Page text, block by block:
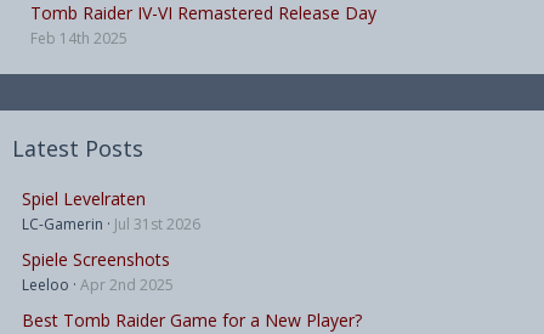
Tomb Raider IV-VI Remastered Release Day
Feb 14th 2025
Latest Posts
Spiel Levelraten
LC-Gamerin Jul 31st 2026
Spiele Screenshots
Leeloo Apr 2nd 2025
Best Tomb Raider Game for a New Player?